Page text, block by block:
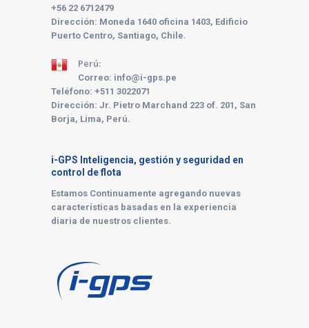
+56 22 6712479
Dirección: Moneda 1640 oficina 1403, Edificio
Puerto Centro, Santiago, Chile.
Perú:
Correo: info@i-gps.pe
Teléfono: +511 3022071
Dirección: Jr. Pietro Marchand 223 of. 201, San
Borja, Lima, Perú.
i-GPS Inteligencia, gestión y seguridad en
control de flota
Estamos Continuamente agregando nuevas
características basadas en la experiencia
diaria de nuestros clientes.